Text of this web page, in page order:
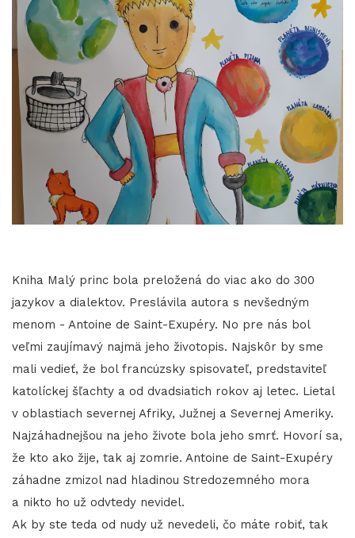
Kniha Malý princ bola preložená do viac ako do 300
jazykov a dialektov. Preslávila autora s nevšedným
menom - Antoine de Saint-Exupéry. No pre nás bol
veľmi zaujímavý najmä jeho životopis. Najskôr by sme
mali vedieť, že bol francúzsky spisovateľ, predstaviteľ
katolíckej šľachty a od dvadsiatich rokov aj letec. Lietal
v oblastiach severnej Afriky, Južnej a Severnej Ameriky.
Najzáhadnejšou na jeho živote bola jeho smrť. Hovorí sa,
že kto ako žije, tak aj zomrie. Antoine de Saint-Exupéry
záhadne zmizol nad hladinou Stredozemného mora
a nikto ho už odvtedy nevidel.
Ak by ste teda od nudy už nevedeli, čo máte robiť, tak